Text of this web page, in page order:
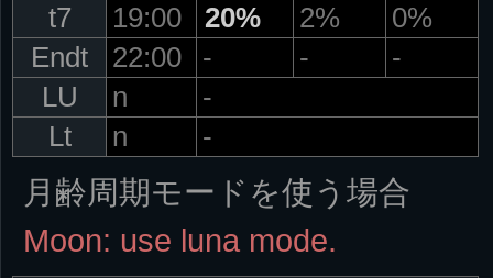
t7
19:00 20% 2%
0%
Endt
22:00 - -
-
LU
n
-
Lt
n -
月齢周期モードを使う場合
Moon: use luna mode.